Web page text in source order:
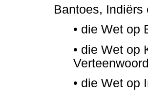
Bantoes, Indiërs
• die Wet op
• die Wet op
• die Wet op